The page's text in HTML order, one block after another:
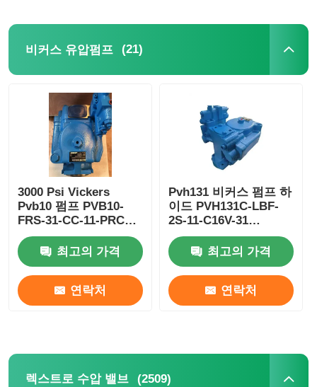
비커스 유압펌프 (21)
3000 Psi Vickers
Pvb10 펌프 PVB10-
FRS-31-CC-11-PRC
Vickers 수압 펌프 210
바
최고의 가격
연락처
Pvh131 비커스 펌프 하
이드 PVH131C-LBF-
2S-11-C16V-31
PVH131C-LBF-2S-11-
C25V-31최고의 가격
연락처
렉스트로 수압 밸브 (2509)